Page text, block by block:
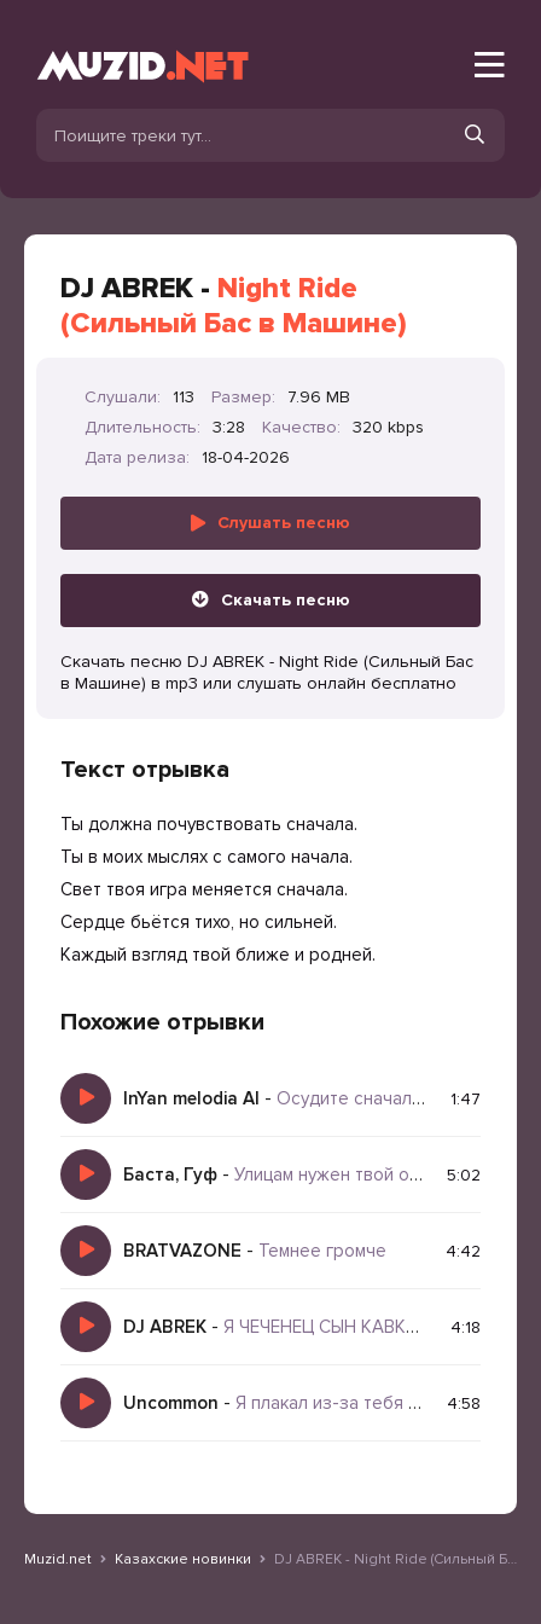
DJ ABREK - Night Ride
(Сильный Бас в Машине)
Слушали: 113 Размер:
7.96 MB
Длительность:
3:28 Качество:
320 kbps
Дата релиза:
18-04-2026
Слушать песню
Скачать песню
Скачать песню DJ ABREK - Night Ride (Сильный Бас
в Машине) в mp3 или слушать онлайн бесплатно
Текст отрывка
Ты должна почувствовать сначала.
Ты в моих мыслях с самого начала.
Свет твоя игра меняется сначала.
Сердце бьётся тихо, но сильней.
Каждый взгляд твой ближе и родней.
Похожие отрывки
InYan melodia AI - Осудите сначала себя самого 1:47
Баста, Гуф - Улицам нужен твой огонь 5:02
BRATVAZONE - Темнее громче 4:42
DJ ABREK - Я ЧЕЧЕНЕЦ СЫН КАВКАЗА 4:18
Uncommon - Я плакал из-за тебя и стал сильней 4:58
Muzid.net Казахские новинки DJ ABREK - Night Ride (Сильный Бас в Машине)